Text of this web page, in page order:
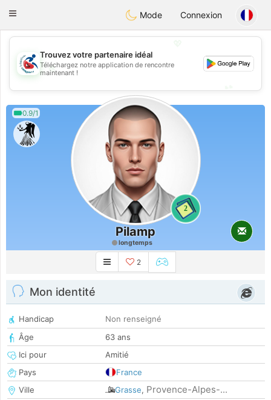
Handi Space
Toggle
Mode Connexion
💖
💕
Trouvez votre partenaire idéal
Téléchargez notre application de rencontre
maintenant !
0.9/1
2
Pilamp
longtemps
2
Mon identité
Handicap
Non renseigné
Âge
63 ans
Ici pour
Amitié
Pays
France
Ville
Grasse, Provence-Alpes-...